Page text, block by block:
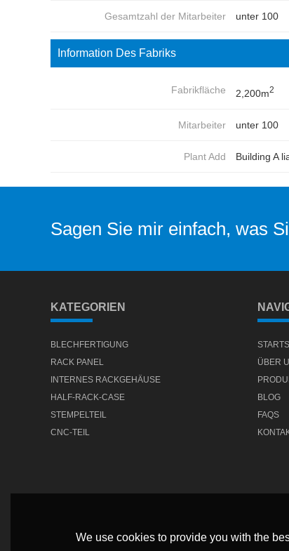
Gesamtzahl der Mitarbeiter unter 100
Information Des Fabriks
Fabrikfläche 2,200m2
Mitarbeiter unter 100
Plant Add Building A
Sagen Sie mir einfach, was
KATEGORIEN
BLECHFERTIGUNG
RACK PANEL
INTERNES RACKGEHÄUSE
HALF-RACK-CASE
STEMPELTEIL
CNC-TEIL
ÜBER
BLOG
FAQS
We use cookies to provide you with the